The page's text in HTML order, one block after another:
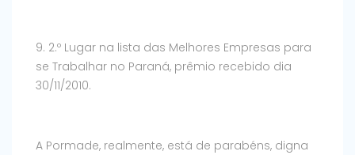
9. 2.º Lugar na lista das Melhores Empresas para
se Trabalhar no Paraná, prêmio recebido dia
30/11/2010.
A Pormade, realmente, está de parabéns, digna